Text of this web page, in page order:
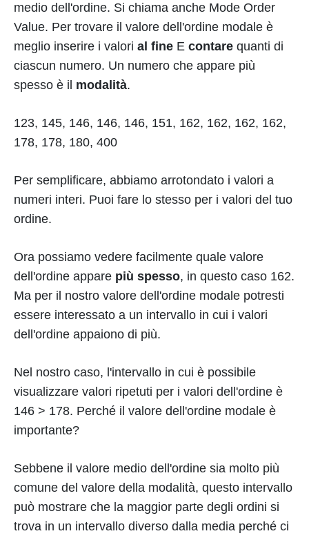
medio dell'ordine. Si chiama anche Mode Order
Value. Per trovare il valore dell'ordine modale è
meglio inserire i valori al fine E contare quanti di
ciascun numero. Un numero che appare più
spesso è il modalità.
123, 145, 146, 146, 146, 151, 162, 162, 162, 162,
178, 178, 180, 400
Per semplificare, abbiamo arrotondato i valori a
numeri interi. Puoi fare lo stesso per i valori del tuo
ordine.
Ora possiamo vedere facilmente quale valore
dell'ordine appare più spesso, in questo caso 162.
Ma per il nostro valore dell'ordine modale potresti
essere interessato a un intervallo in cui i valori
dell'ordine appaiono di più.
Nel nostro caso, l'intervallo in cui è possibile
visualizzare valori ripetuti per i valori dell'ordine è
146 > 178. Perché il valore dell'ordine modale è
importante?
Sebbene il valore medio dell'ordine sia molto più
comune del valore della modalità, questo intervallo
può mostrare che la maggior parte degli ordini si
trova in un intervallo diverso dalla media perché ci